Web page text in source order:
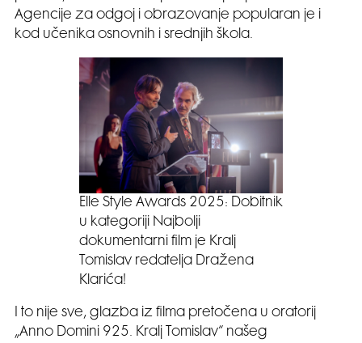
Agencije za odgoj i obrazovanje popularan je i
kod učenika osnovnih i srednjih škola.
Elle Style Awards 2025: Dobitnik
u kategoriji Najbolji
dokumentarni film je Kralj
Tomislav redatelja Dražena
Klarića!
I to nije sve, glazba iz filma pretočena u oratorij
„Anno Domini 925. Kralj Tomislav“ našeg